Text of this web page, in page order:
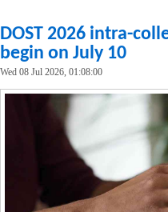
DOST 2026 intra-
begin on July 10
Wed 08 Jul 2026, 01:08:00